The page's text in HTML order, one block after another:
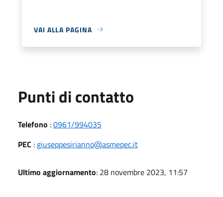
VAI ALLA PAGINA
Punti di contatto
Telefono :0961/994035
PEC : giuseppesirianno@asmepec.it
Ultimo aggiornamento: 28 novembre 2023, 11:57